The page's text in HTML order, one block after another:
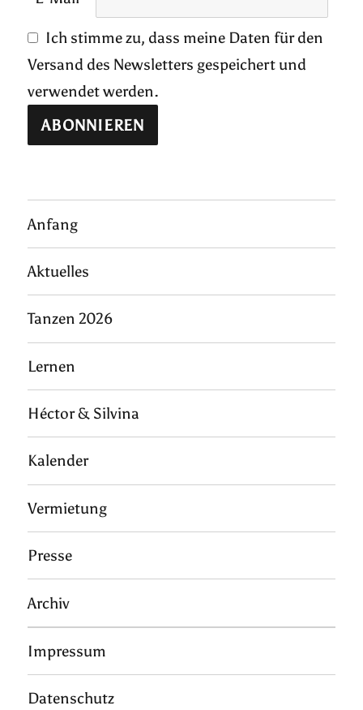
Ich stimme zu, dass meine Daten für den
Versand des Newsletters gespeichert und
verwendet werden.
Anfang
Aktuelles
Tanzen 2026
Lernen
Héctor & Silvina
Kalender
Vermietung
Presse
Archiv
Impressum
Datenschutz